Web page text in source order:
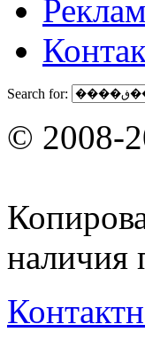
Search for:
© 2008-
наличия